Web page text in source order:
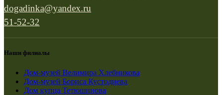
dogadinka@yandex.ru
51-52-32
Наши филиалы
Дом-музей Велимира Хлебникова
Дом-музей Бориса Кустодиева
Дом купца Тетюшинова